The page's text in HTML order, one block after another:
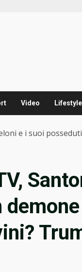
Video Lifestyle
e i suoi